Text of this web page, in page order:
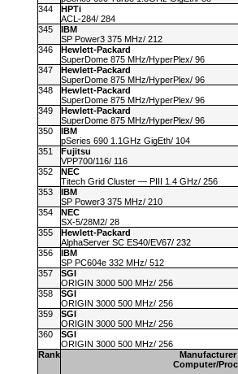
344
HPTi
ACL-284/ 284
345
IBM
SP Power3 375 MHz/ 212
346
Hewlett-Packard
SuperDome 875 MHz/HyperPlex/ 96
347
Hewlett-Packard
SuperDome 875 MHz/HyperPlex/ 96
348
Hewlett-Packard
SuperDome 875 MHz/HyperPlex/ 96
349
Hewlett-Packard
SuperDome 875 MHz/HyperPlex/ 96
350
IBM
pSeries 690 1.1GHz GigEth/ 104
351
Fujitsu
VPP700/116/ 116
352
NEC
Titech Grid Cluster — PIII 1.4 GHz/ 256
353
IBM
SP Power3 375 MHz/ 210
354
NEC
SX-5/28M2/ 28
355
Hewlett-Packard
AlphaServer SC ES40/EV67/ 232
356
IBM
SP PC604e 332 MHz/ 512
357
SGI
ORIGIN 3000 500 MHz/ 256
358
SGI
ORIGIN 3000 500 MHz/ 256
359
SGI
ORIGIN 3000 500 MHz/ 256
360
SGI
ORIGIN 3000 500 MHz/ 256
Rank
Manufacturer
Computer/